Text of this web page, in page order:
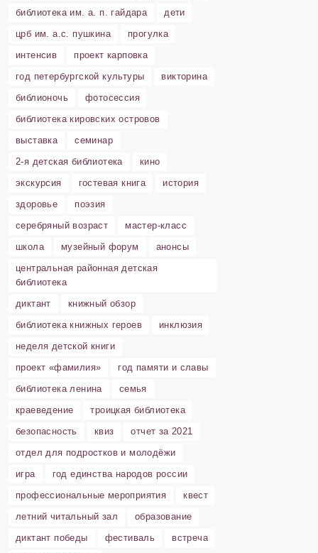
библиотека им. а. п. гайдара
дети
црб им. а.с. пушкина
прогулка
интенсив
проект карповка
год петербургской культуры
викторина
библионочь
фотосессия
библиотека кировских островов
выставка
семинар
2-я детская библиотека
кино
экскурсия
гостевая книга
история
здоровье
поэзия
серебряный возраст
мастер-класс
школа
музейный форум
анонсы
центральная районная детская
библиотека
диктант
книжный обзор
библиотека книжных героев
инклюзия
неделя детской книги
проект «фамилия»
год памяти и славы
библиотека ленина
семья
краеведение
троицкая библиотека
безопасность
квиз
отчет за 2021
отдел для подростков и молодёжи
игра
год единства народов россии
профессиональные мероприятия
квест
летний читальный зал
образование
диктант победы
фестиваль
встреча